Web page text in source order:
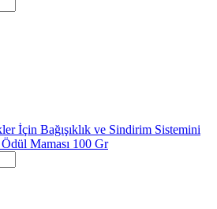
İçin Bağışıklık ve Sindirim Sistemini
Maması 100 Gr